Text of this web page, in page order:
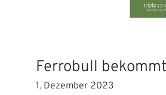
Ferrobull
1. Dezember 2023